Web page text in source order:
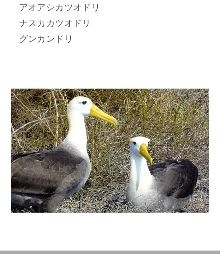
アオアシカツオドリ
ナスカカツオドリ
グンカンドリ